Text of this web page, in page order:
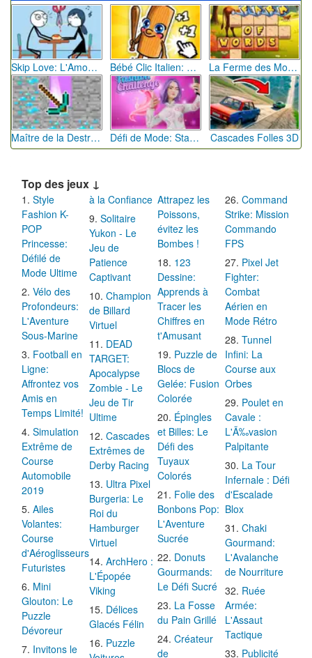
Skip Love: L'Amour en Péril Bébé Clic Italien: La Folie des Petits Bambins La Ferme des Mots - Cultivez votre Vocabulaire
Maître de la Destruction: Fusion de Pioches Défi de Mode: Star du Podium Cascades Folles 3D
Top des jeux ↓
Style
Fashion K-
POP
Princesse:
Défilé de
Mode Ultime
Vélo des
Profondeurs:
L'Aventure
Sous-Marine
Football en
Ligne:
Affrontez vos
Amis en
Temps Limité!
Simulation
Extrême de
Course
Automobile
2019
Ailes
Volantes:
Course
d'Aéroglisseurs
Futuristes
Mini
Glouton: Le
Puzzle
Dévoreur
Invitons le
à la Confiance
Solitaire
Yukon - Le
Jeu de
Patience
Captivant
Champion
de Billard
Virtuel
DEAD
TARGET:
Apocalypse
Zombie - Le
Jeu de Tir
Ultime
Cascades
Extrêmes de
Derby Racing
Ultra Pixel
Burgeria: Le
Roi du
Hamburger
Virtuel
ArchHero :
L'Épopée
Viking
Délices
Glacés Félin
Puzzle
Attrapez les
Poissons,
évitez les
Bombes !
123
Dessine:
Apprends à
Tracer les
Chiffres en
t'Amusant
Puzzle de
Blocs de
Gelée: Fusion
Colorée
Épingles
et Billes: Le
Défi des
Tuyaux
Colorés
Folie des
Bonbons Pop:
L'Aventure
Sucrée
Donuts
Gourmands:
Le Défi Sucré
La Fosse
du Pain Grillé
Créateur
de
Command
Strike: Mission
Commando
FPS
Pixel Jet
Fighter:
Combat
Aérien en
Mode Rétro
Tunnel
Infini: La
Course aux
Orbes
Poulet en
Cavale :
L'Ã‰vasion
Palpitante
La Tour
Infernale : Défi
d'Escalade
Blox
Chaki
Gourmand:
L'Avalanche
de Nourriture
Ruée
Armée:
L'Assaut
Tactique
Publicité